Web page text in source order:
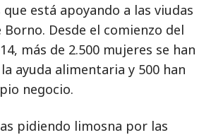
está apoyando a las viudas
Desde el comienzo del
más de 2.500 mujeres se han
ayuda alimentaria y 500 han
negocio.
pidiendo limosna por las